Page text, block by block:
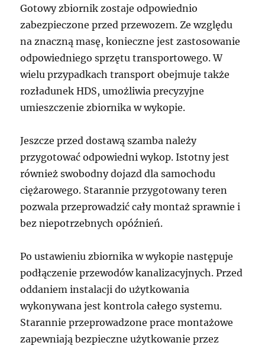
Gotowy zbiornik zostaje odpowiednio
zabezpieczone przed przewozem. Ze względu
na znaczną masę, konieczne jest zastosowanie
odpowiedniego sprzętu transportowego. W
wielu przypadkach transport obejmuje także
rozładunek HDS, umożliwia precyzyjne
umieszczenie zbiornika w wykopie.
Jeszcze przed dostawą szamba należy
przygotować odpowiedni wykop. Istotny jest
również swobodny dojazd dla samochodu
ciężarowego. Starannie przygotowany teren
pozwala przeprowadzić cały montaż sprawnie i
bez niepotrzebnych opóźnień.
Po ustawieniu zbiornika w wykopie następuje
podłączenie przewodów kanalizacyjnych. Przed
oddaniem instalacji do użytkowania
wykonywana jest kontrola całego systemu.
Starannie przeprowadzone prace montażowe
zapewniają bezpieczne użytkowanie przez